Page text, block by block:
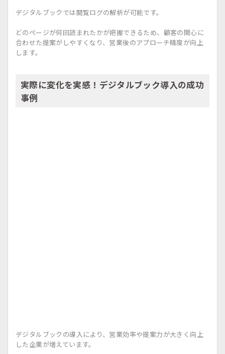
デジタルブックでは閲覧ログの解析が可能です。
どのページが何回読まれたかが把握できるため、顧客の関心に
合わせた提案がしやすくなり、営業後のアプローチ精度が向上
します。
実際に変化を実感！デジタルブック導入の成功
事例
デジタルブックの導入により、営業効率や提案力が大きく向上
した企業が増えています。